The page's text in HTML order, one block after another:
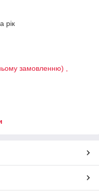
рік
замовленню) ,